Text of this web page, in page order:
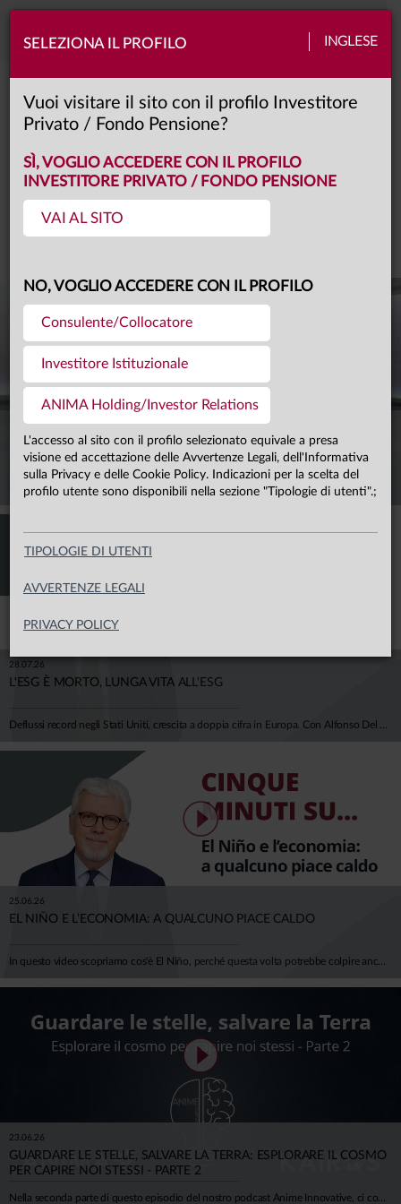
SELEZIONA IL PROFILO INGLESE
Vuoi visitare il sito con il profilo Investitore
Privato / Fondo Pensione?
SÌ, VOGLIO ACCEDERE CON IL PROFILO
INVESTITORE PRIVATO / FONDO PENSIONE
VAI AL SITO
NO, VOGLIO ACCEDERE CON IL PROFILO
Consulente/Collocatore
Investitore Istituzionale
ANIMA Holding/Investor Relations
L'accesso al sito con il profilo selezionato equivale a presa
visione ed accettazione delle Avvertenze Legali, dell'Informativa
sulla Privacy e delle Cookie Policy. Indicazioni per la scelta del
profilo utente sono disponibili nella sezione "Tipologie di utenti".;
TIPOLOGIE DI UTENTI
AVVERTENZE LEGALI
PRIVACY POLICY
Toggle
Video center
VIDEO CENTER
19.07.19
LE POLITICHE MONETARIE SUPPORTANO ANCORA I MERCATI
AZIONARI
Con Claudia Collu, Stefano Magnani e Carlo Majolo.
28.07.26
L'ESG È MORTO, LUNGA VITA ALL'ESG
25.06.26
EL NIÑO E L’ECONOMIA: A QUALCUNO PIACE CALDO
23.06.26
GUARDARE LE STELLE, SALVARE LA TERRA: ESPLORARE IL COSMO
PER CAPIRE NOI STESSI - PARTE 2